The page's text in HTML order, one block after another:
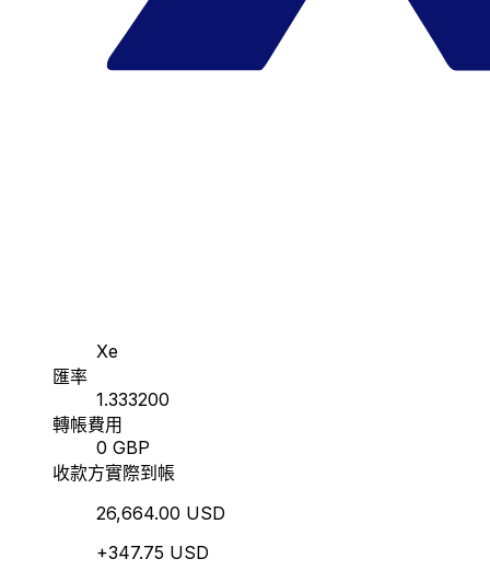
Xe
匯率
1.333200
轉帳費用
0 GBP
收款方實際到帳
26,664.00 USD
+347.75 USD